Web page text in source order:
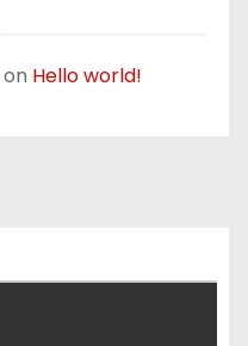
on Hello world!